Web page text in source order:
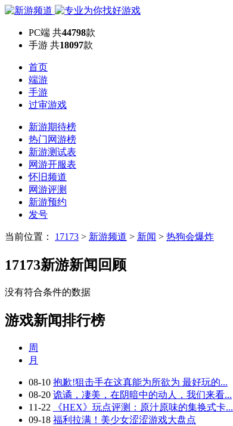
PC端 共44798款
手游 共18097款
首页
端游
手游
过审游戏
新游期待榜
热门网游榜
新游测试表
网游开服表
怀旧频道
网游评测
新游预约
发号
当前位置： 17173 > 新游频道 > 新闻 > 热狗会爆炸
17173新游新闻回顾
没有符合条件的数据
游戏新闻排行榜
周
月
08-10 抱歉!狙击手在这真能为所欲为 最好玩的...
08-20 诡谲，凄美，在阴暗中的动人，我们来看...
11-22
《HEX》玩点评测：原汁原味的集换式卡...
09-18 福利拉满！美少女涩涩游戏大盘点